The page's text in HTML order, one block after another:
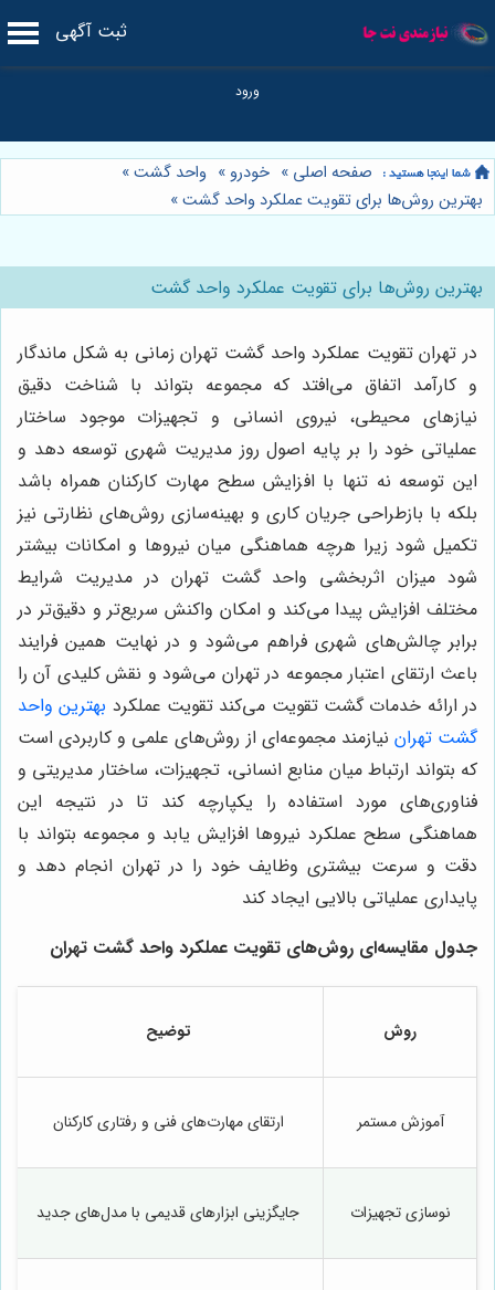
ثبت آگهی
صفحه اصلی » خودرو » واحد گشت»
بهترین روش‌ها برای تقویت عملکرد واحد گشت»
بهترین روش‌ها برای تقویت عملکرد واحد گشت
در تهران تقویت عملکرد واحد گشت تهران زمانی به شکل ماندگار
و کارآمد اتفاق می‌افتد که مجموعه بتواند با شناخت دقیق
نیازهای محیطی، نیروی انسانی و تجهیزات موجود ساختار
عملیاتی خود را بر پایه اصول روز مدیریت شهری توسعه دهد و
این توسعه نه تنها با افزایش سطح مهارت کارکنان همراه باشد
بلکه با بازطراحی جریان کاری و بهینه‌سازی روش‌های نظارتی نیز
تکمیل شود زیرا هرچه هماهنگی میان نیروها و امکانات بیشتر
شود میزان اثربخشی واحد گشت تهران در مدیریت شرایط
مختلف افزایش پیدا می‌کند و امکان واکنش سریع‌تر و دقیق‌تر در
برابر چالش‌های شهری فراهم می‌شود و در نهایت همین فرایند
باعث ارتقای اعتبار مجموعه در تهران می‌شود و نقش کلیدی آن را
در ارائه خدمات گشت تقویت می‌کند تقویت عملکرد بهترین واحد
گشت تهران نیازمند مجموعه‌ای از روش‌های علمی و کاربردی است
که بتواند ارتباط میان منابع انسانی، تجهیزات، ساختار مدیریتی و
فناوری‌های مورد استفاده را یکپارچه کند تا در نتیجه این
هماهنگی سطح عملکرد نیروها افزایش یابد و مجموعه بتواند با
دقت و سرعت بیشتری وظایف خود را در تهران انجام دهد و
پایداری عملیاتی بالایی ایجاد کند
جدول مقایسه‌ای روش‌های تقویت عملکرد واحد گشت تهران
روش توضیح
آموزش مستمر ارتقای مهارت‌های فنی و رفتاری کارکنان
نوسازی تجهیزات جایگزینی ابزارهای قدیمی با مدل‌های جدید